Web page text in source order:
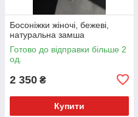
Босоніжки жіночі, бежеві,
натуральна замша
Готово до відправки більше 2
од.
2 350 ₴
Купити